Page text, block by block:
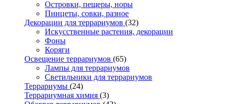
Островки, пещеры, норы
Пинцеты, совки, разное
Декорации для террариумов (32)
Искусственные растения, декорации
Фоны
Коряги
Освещение террариумов (65)
Лампы для террариумов
Светильники для террариумов
Террариумы (24)
Террариумная химия (3)